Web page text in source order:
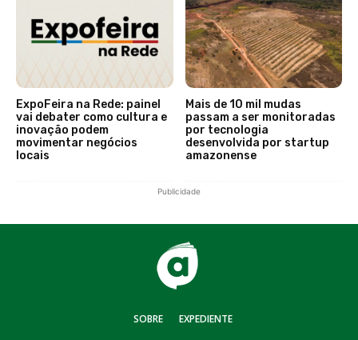
ExpoFeira na Rede: painel
vai debater como cultura e
inovação podem
movimentar negócios
locais
Mais de 10 mil mudas
passam a ser monitoradas
por tecnologia
desenvolvida por startup
amazonense
Publicidade
SOBRE EXPEDIENTE